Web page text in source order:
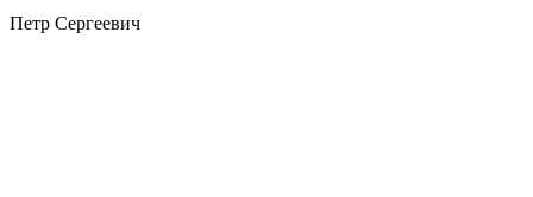
Петр Сергеевич